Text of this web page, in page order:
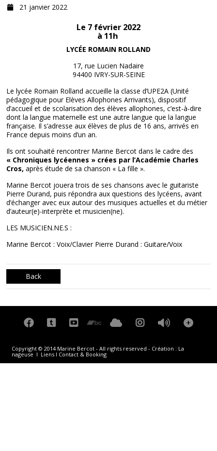
21 janvier 2022
Le 7 février 2022
à 11h
LYCÉE ROMAIN ROLLAND
17, rue Lucien Nadaire
94400 IVRY-SUR-SEINE
Le lycée Romain Rolland accueille la classe d’UPE2A (Unité
pédagogique pour Elèves Allophones Arrivants), dispositif
d’accueil et de scolarisation des élèves allophones, c’est-à-dire
dont la langue maternelle est une autre langue que la langue
française. Il s’adresse aux élèves de plus de 16 ans, arrivés en
France depuis moins d’un an.
Ils ont souhaité rencontrer Marine Bercot dans le cadre des
« Chroniques lycéennes » crées par l’Académie Charles
Cros, après étude de sa chanson « La fille ».
Marine Bercot jouera trois de ses chansons avec le guitariste
Pierre Durand, puis répondra aux questions des lycéens, avant
d’échanger avec eux autour des musiques actuelles et du métier
d’auteur(e)-interprète et musicien(ne).
LES MUSICIEN.NE.S :
Marine Bercot : Voix/Clavier Pierre Durand : Guitare/Voix
Back
Copyright © 2014 Marine Bercot - All rights reserved - Création : La
nageuse I Liens I Contact & Booking